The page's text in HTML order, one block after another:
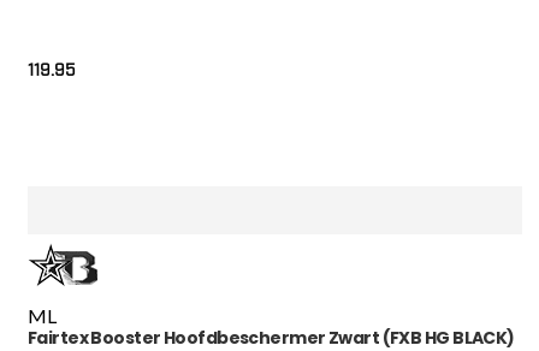
119.95
ML
Fairtex Booster Hoofdbeschermer Zwart (FXB HG BLACK)